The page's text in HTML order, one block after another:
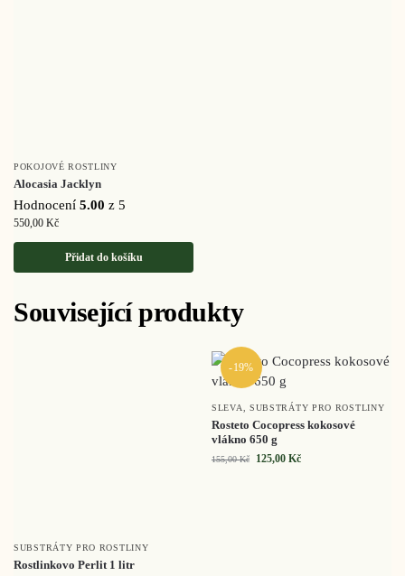
POKOJOVÉ ROSTLINY
Alocasia Jacklyn
Hodnocení 5.00 z 5
550,00 Kč
Přidat do košíku
Související produkty
SUBSTRÁTY PRO ROSTLINY
Rostlinkovo Perlit 1 litr
-19%
SLEVA SUBSTRÁTY PRO ROSTLINY
Rosteto Cocopress kokosové
vlákno 650 g
155,00Kč 125,00 Kč